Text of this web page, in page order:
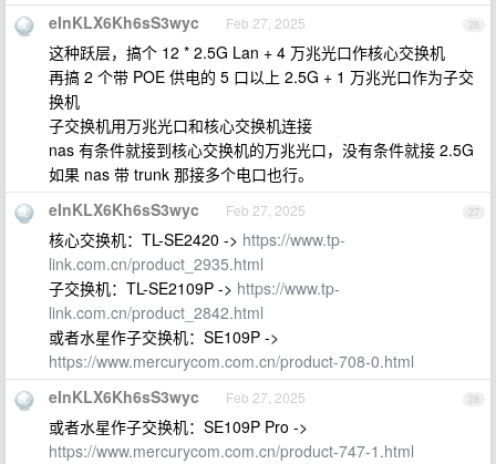
26
eInKLX6Kh6sS3wyc Feb 27, 2025
这种跃层，搞个 12 * 2.5G Lan + 4 万兆光口作核心交换机
再搞 2 个带 POE 供电的 5 口以上 2.5G + 1 万兆光口作为子交
换机
子交换机用万兆光口和核心交换机连接
nas 有条件就接到核心交换机的万兆光口，没有条件就接 2.5G
如果 nas 带 trunk 那接多个电口也行。
27
eInKLX6Kh6sS3wyc Feb 27, 2025
核心交换机：TL-SE2420 -> https://www.tp-
link.com.cn/product_2935.html
子交换机：TL-SE2109P -> https://www.tp-
link.com.cn/product_2842.html
或者水星作子交换机：SE109P ->
https://www.mercurycom.com.cn/product-708-0.html
28
eInKLX6Kh6sS3wyc Feb 27, 2025
或者水星作子交换机：SE109P Pro ->
https://www.mercurycom.com.cn/product-747-1.html